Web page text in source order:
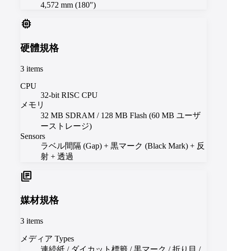
4,572 mm (180")
memory
硬體規格
3 items
CPU
32-bit RISC CPU
メモリ
32 MB SDRAM / 128 MB Flash (60 MB ユーザ
ーストレージ)
Sensors
ラベル間隔 (Gap) + 黒マーク (Black Mark) + 反
射 + 透過
library_books
媒材規格
3 items
メディア Types
連続紙 / ダイカット標籤 / 黒マーク / 折り目 /